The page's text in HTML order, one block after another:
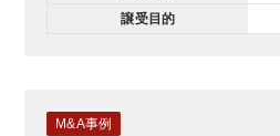
譲受目的
M&A事例